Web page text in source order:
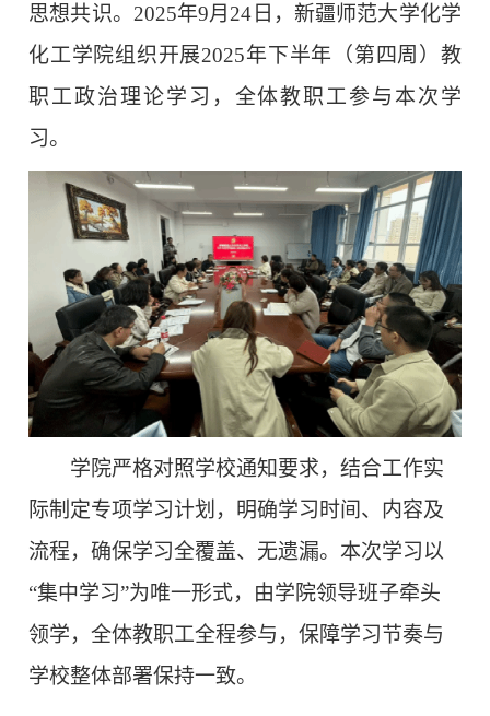
思想共识。2025年9月24日，新疆师范大学化学
化工学院组织开展2025年下半年（第四周）教
职工政治理论学习，全体教职工参与本次学
习。
学院严格对照学校通知要求，结合工作实
际制定专项学习计划，明确学习时间、内容及
流程，确保学习全覆盖、无遗漏。本次学习以
“集中学习”为唯一形式，由学院领导班子牵头
领学，全体教职工全程参与，保障学习节奏与
学校整体部署保持一致。